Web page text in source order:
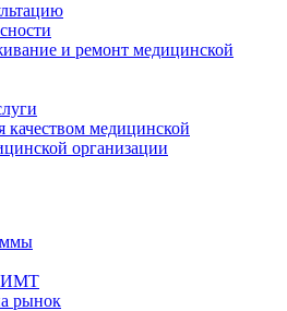
и ремонт медицинской
качеством медицинской
организации
рынок